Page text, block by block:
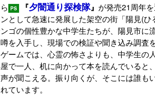
PS 『夕闇通り探検隊』 が発売21周年
として急速に発展した架空の街「陽見(ひ
ゴの個性豊かな中学生たちが、陽見市に
を入手し、現場での検証や聞き込み調査
ームでは、心霊の怖さよりも、中学生の
で一人、机に向かって本を読んでいると
が聞こえる。振り向くが、そこには誰も
ています。